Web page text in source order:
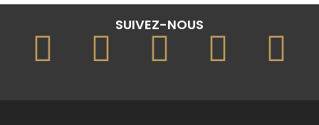
SUIVEZ-NOUS